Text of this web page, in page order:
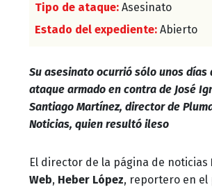
Tipo de ataque: Asesinato
Estado del expediente: Abierto
Su asesinato ocurrió sólo unos días
ataque armado en contra de José
Santiago Martínez, director de
Noticias, quien resultó ileso
El director de la página de noticias
Web, Heber López, reportero en el